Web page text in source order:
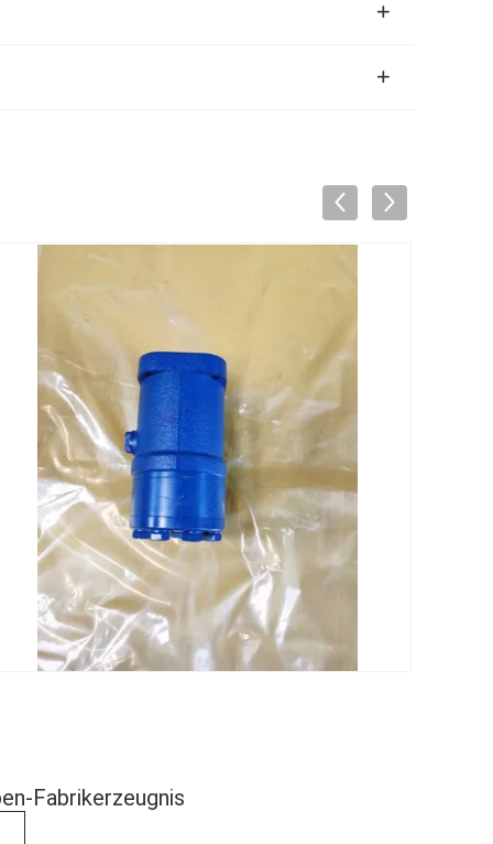
Fabrikerzeugnis